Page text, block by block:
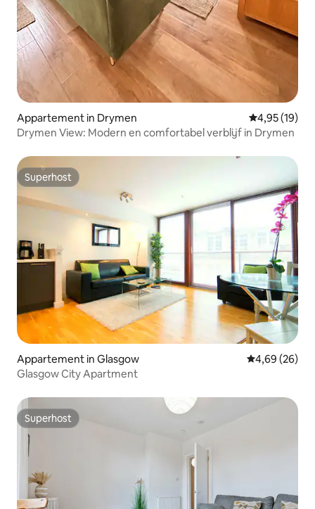
Appartement in Drymen Gemiddelde
4,95 (19)
Drymen View: Modern en comfortabel verblijf in Drymen
Superhost
Superhost
Appartement in Glasgow Gemiddelde
4,69 (26)
Glasgow City Apartment
Superhost
Superhost